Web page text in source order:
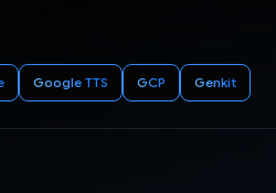
Google TTS GCP Genkit